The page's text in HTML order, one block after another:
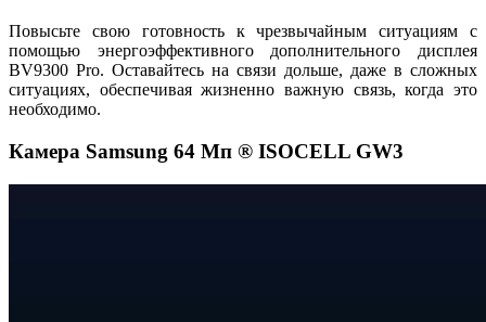
Повысьте свою готовность к чрезвычайным ситуациям с
помощью энергоэффективного дополнительного дисплея
BV9300 Pro. Оставайтесь на связи дольше, даже в сложных
ситуациях, обеспечивая жизненно важную связь, когда это
необходимо.
Камера Samsung 64 Мп ® ISOCELL GW3